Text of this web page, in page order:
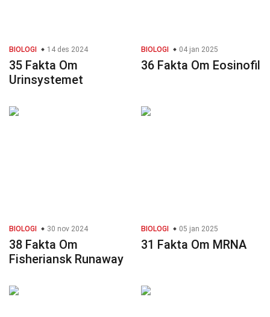
BIOLOGI 14 des 2024
35 Fakta Om
Urinsystemet
BIOLOGI 04 jan 2025
36 Fakta Om Eosinofil
BIOLOGI 30 nov 2024
38 Fakta Om
Fisheriansk Runaway
BIOLOGI 05 jan 2025
31 Fakta Om MRNA